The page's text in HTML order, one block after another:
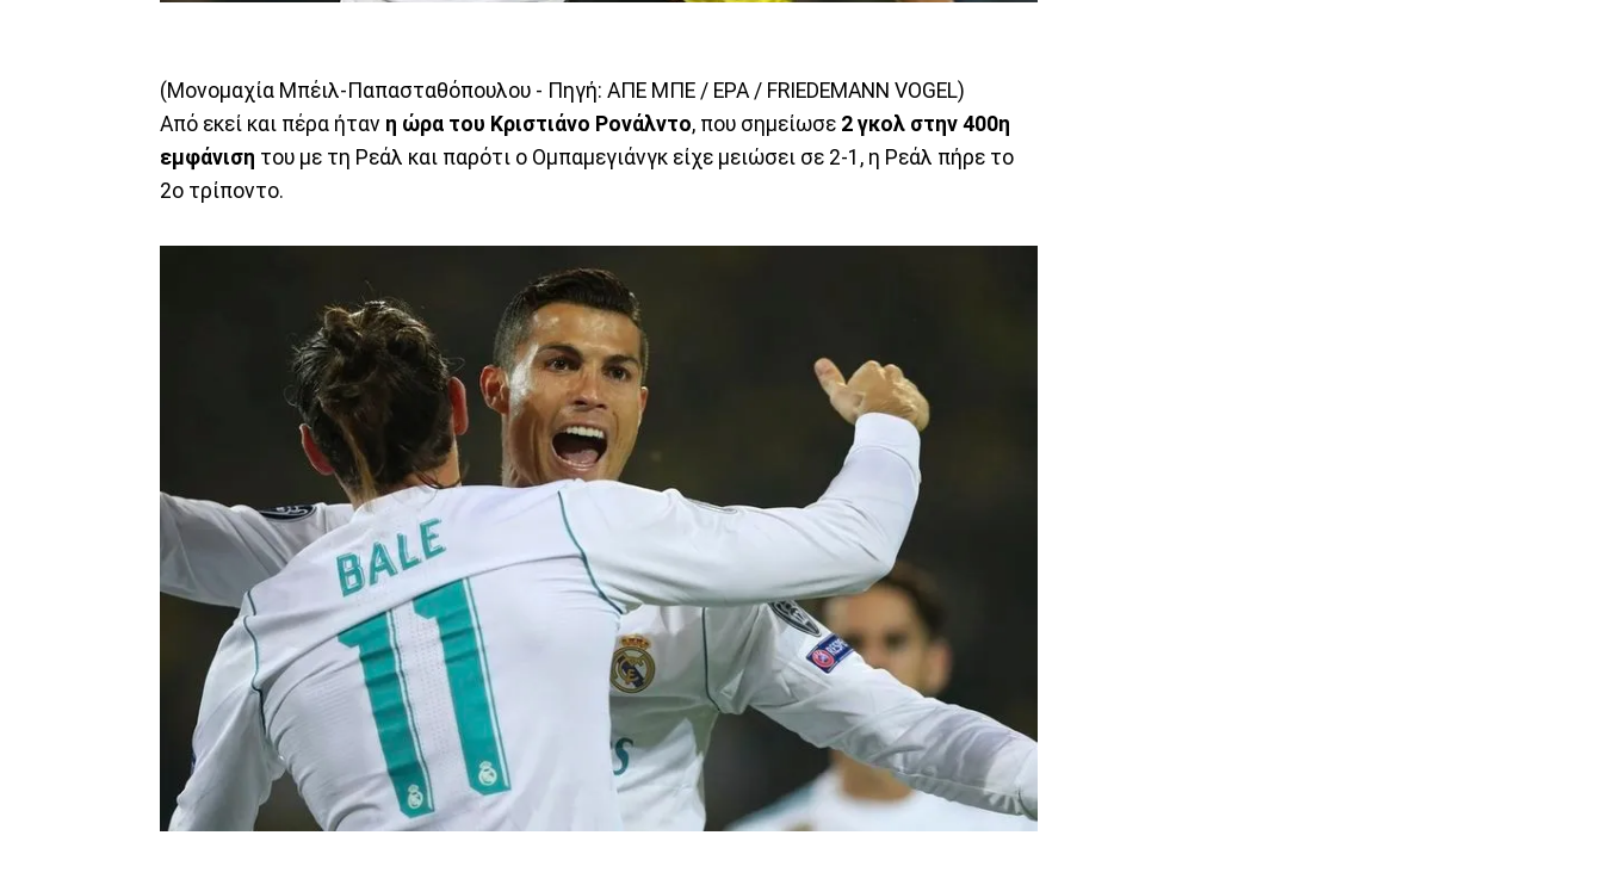
(Μονομαχία Μπέιλ-Παπασταθόπουλου - Πηγή: ΑΠΕ ΜΠΕ / EPA / FRIEDEMANN VOGEL)
Από εκεί και πέρα ήταν η ώρα του Κριστιάνο Ρονάλντο, που σημείωσε 2 γκολ στην 400η
εμφάνιση του με τη Ρεάλ και παρότι ο Ομπαμεγιάνγκ είχε μειώσει σε 2-1, η Ρεάλ πήρε το
2ο τρίποντο.